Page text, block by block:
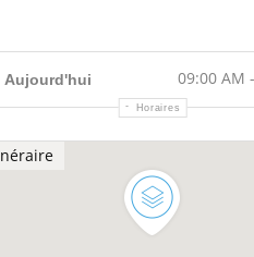
Aujourd'hui 09:00 AM
Horaires